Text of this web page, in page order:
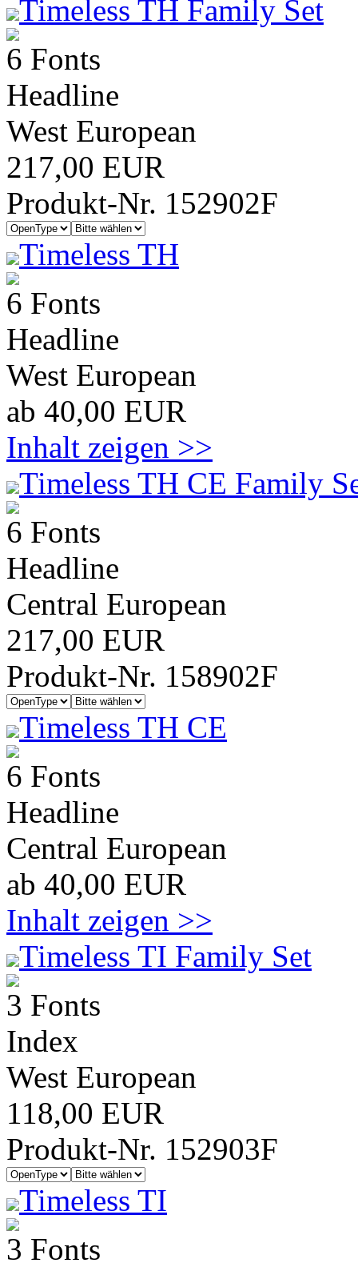
Timeless TH Family Set
6 Fonts
Headline
West European
217,00 EUR
Produkt-Nr. 152902F
Timeless TH
6 Fonts
Headline
West European
ab 40,00 EUR
Inhalt zeigen >>
Timeless TH CE Family
6 Fonts
Headline
Central European
217,00 EUR
Produkt-Nr. 158902F
Timeless TH CE
6 Fonts
Headline
Central European
ab 40,00 EUR
Inhalt zeigen >>
Timeless TI Family Set
3 Fonts
Index
West European
118,00 EUR
Produkt-Nr. 152903F
Timeless TI
3 Fonts